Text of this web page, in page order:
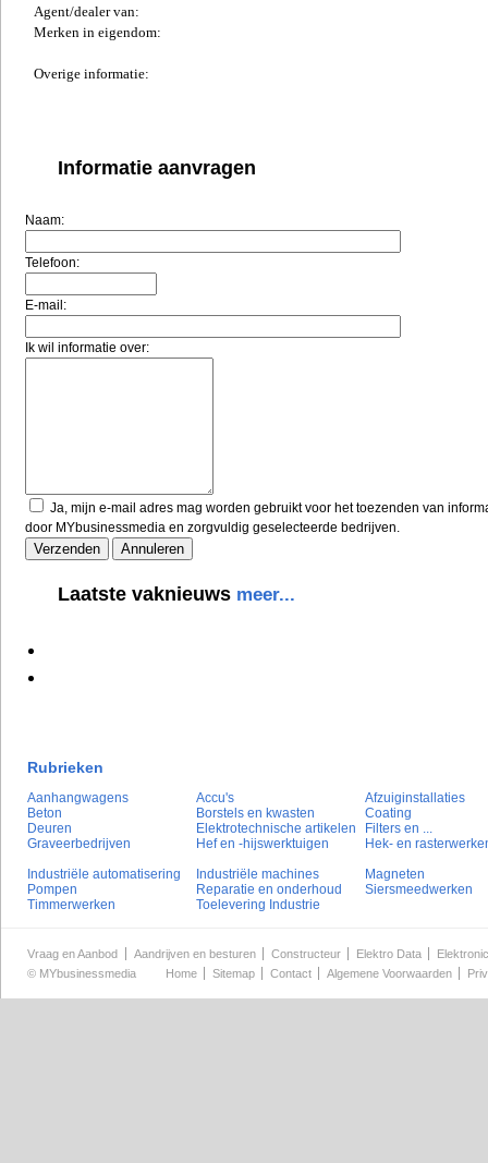
Agent/dealer van:
Merken in eigendom:
Overige informatie:
Informatie aanvragen
Naam:
Telefoon:
E-mail:
Ik wil informatie over:
Ja, mijn e-mail adres mag worden gebruikt voor het toezenden van
door MYbusinessmedia en zorgvuldig geselecteerde bedrijven.
Laatste vaknieuws meer...
Rubrieken
Aanhangwagens Accu's
Afzuiginstallaties
Beton
Borstels en kwasten
Coating
Deuren
Elektrotechnische artikelen
Filters en ...
Graveerbedrijven
Hef en -hijswerktuigen
Hek- en
Industriële automatisering
Industriële machines
Magneten
Pompen
Reparatie en onderhoud
Siersmeedwerken
Timmerwerken
Toelevering Industrie
Vraag en Aanbod Aandrijven en besturen Constructeur Elektro Data
© MYbusinessmedia Home Sitemap Contact Algemene Voorwaarden